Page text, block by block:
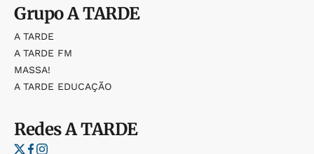
GrupoA TARDE
A TARDE
A TARDE FM
MASSA!
A TARDE EDUCAÇÃO
RedesA TARDE